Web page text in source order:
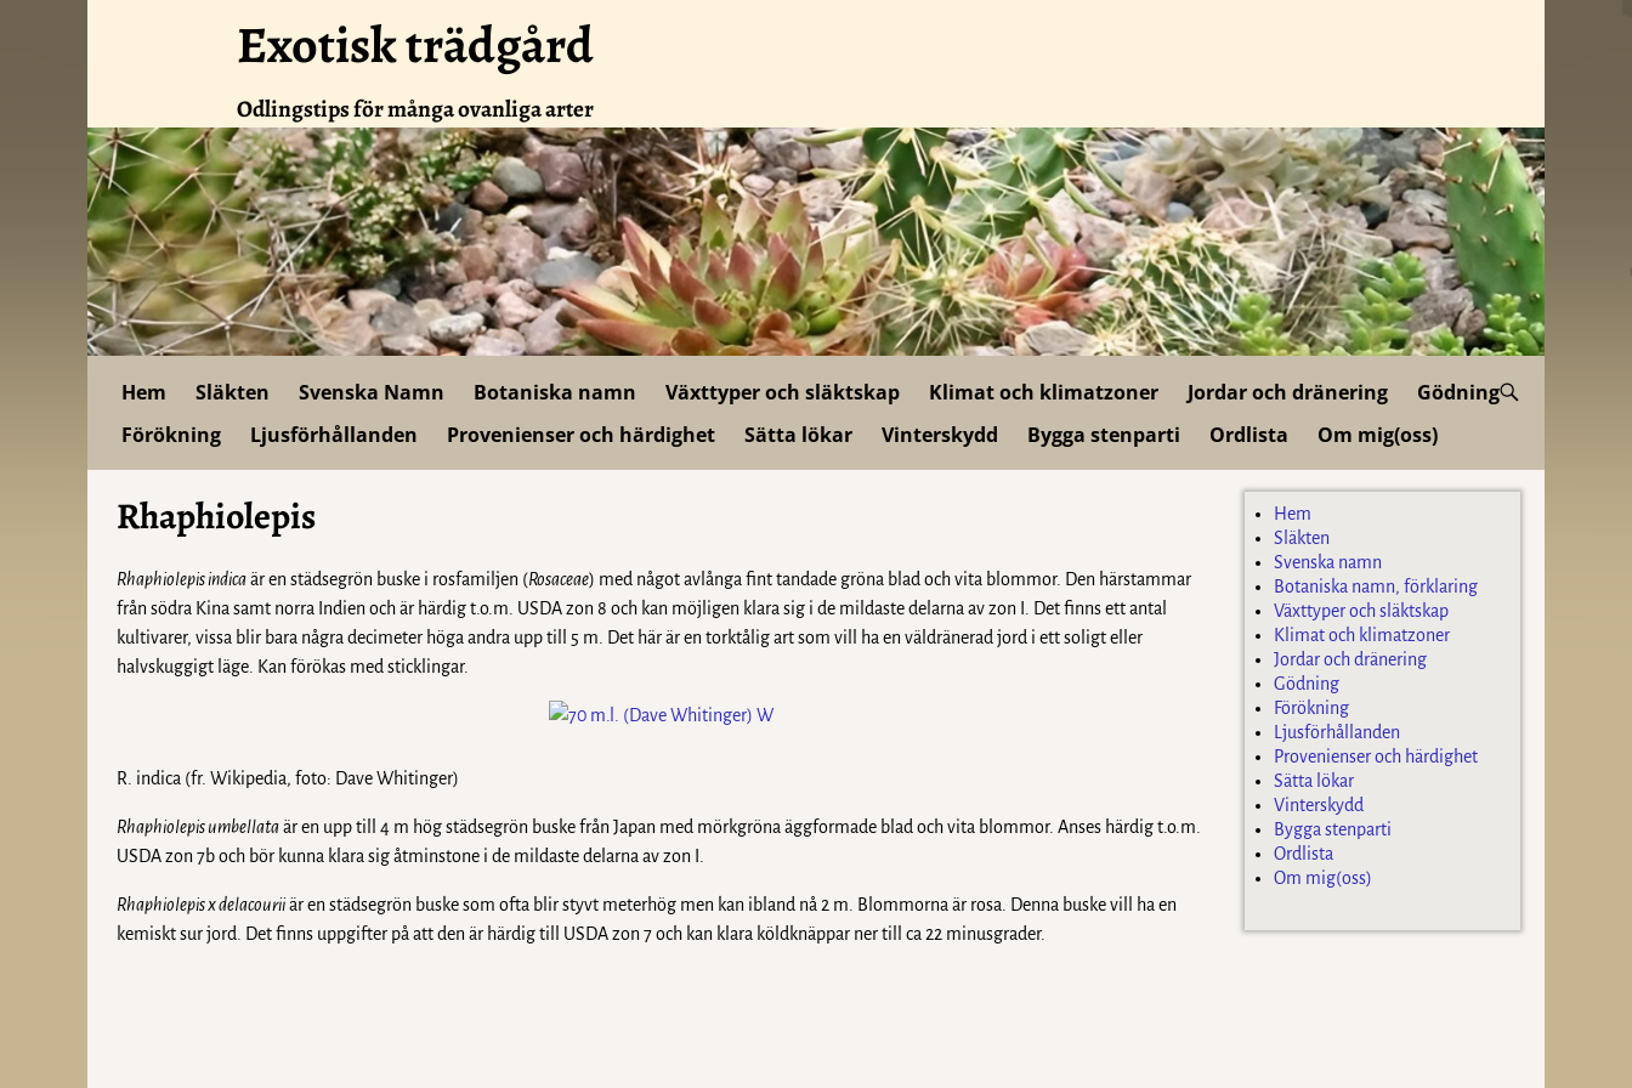
Exotisk trädgård
Odlingstips för många ovanliga arter
Hem Släkten Svenska Namn Botaniska namn Växttyper och släktskap Klimat och klimatzoner Jordar och dränering
Gödning
Förökning
Ljusförhållanden Provenienser och härdighet Sätta lökar Vinterskydd Bygga stenparti Ordlista Om mig(oss)
Rhaphiolepis
Rhaphiolepis indicaär en städsegrön buske i rosfamiljen (Rosaceae) med något avlånga fint tandade gröna blad och vita blommor. Den härstammar
från södra Kina samt norra Indien och är härdig t.o.m. USDA zon 8 och kan möjligen klara sig i de mildaste delarna av zon I. Det finns ett antal
kultivarer, vissa blir bara några decimeter höga andra upp till 5 m. Det här är en torktålig art som vill ha en väldränerad jord i ett soligt eller
halvskuggigt läge. Kan förökas med sticklingar.
R. indica (fr. Wikipedia, foto: Dave Whitinger)
Rhaphiolepis umbellataär en upp till 4 m hög städsegrön buske från Japan med mörkgröna äggformade blad och vita blommor. Anses härdig t.o.m.
USDA zon 7b och bör kunna klara sig åtminstone i de mildaste delarna av zon I.
Rhaphiolepis x delacouriiär en städsegrön buske som ofta blir styvt meterhög men kan ibland nå 2 m. Blommorna är rosa. Denna buske vill ha en
kemiskt sur jord. Det finns uppgifter på att den är härdig till USDA zon 7 och kan klara köldknäppar ner till ca 22 minusgrader.
Hem
Släkten
Svenska namn
Botaniska namn, förklaring
Växttyper och släktskap
Klimat och klimatzoner
Jordar och dränering
Gödning
Förökning
Ljusförhållanden
Provenienser och härdighet
Sätta lökar
Vinterskydd
Bygga stenparti
Ordlista
Om mig(oss)